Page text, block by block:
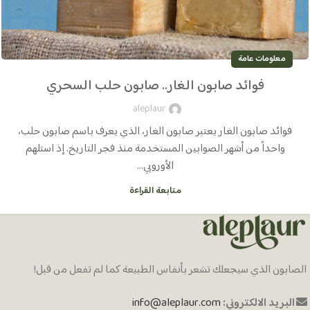
معلومات عامة
فوائد صابون الغار.. صابون حلب السحري
aleplaur
فوائد صابون الغار يعتبر صابون الغار، الذي يعرف باسم صابون حلب،
واحداً من أشهر الصوابين المستخدمة منذ فجر التاريخ. إذ استلهم
الأوروبي...
متابعة القراءة
الصابون الذي سيجعلك تشعر بأنفاس الطبيعة كما لم تفعل من قبل!
البريد الالكتروني:info@aleplaur.com